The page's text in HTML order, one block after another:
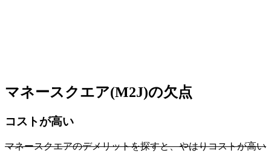
マネースクエア(M2J)の欠点
コストが高い
マネースクエアのデメリットを探すと、やはりコストが高い